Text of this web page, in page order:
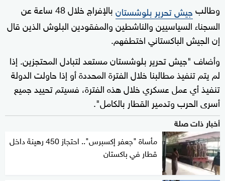
وطالبجيش تحرير بلوشستان
بالإفراج خلال 48 ساعة عن
السجناء السياسيين والناشطين والمفقودين البلوش الذين قال
إن الجيش الباكستاني اختطفهم.
وأضاف "جيش تحرير بلوشستان مستعد لتبادل المحتجزين. إذا
لم يتم تنفيذ مطالبنا خلال الفترة المحددة أو إذا حاولت الدولة
تنفيذ أي عمل عسكري خلال هذه الفترة، فسيتم تحييد جميع
أسرى الحرب وتدمير القطار بالكامل".
أخبار ذات صلة
مأساة "جعفر إكسبرس".. احتجاز 450 رهينة داخل
قطار في باكستان